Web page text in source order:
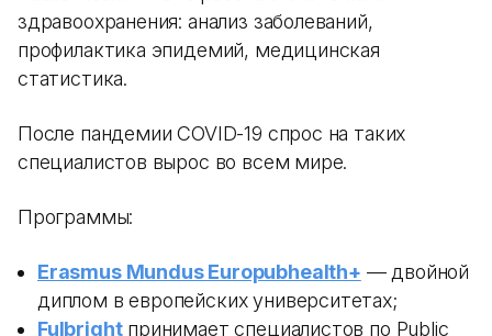
здравоохранения: анализ заболеваний,
профилактика эпидемий, медицинская
статистика.
После пандемии COVID-19 спрос на таких
специалистов вырос во всем мире.
Программы:
Erasmus Mundus Europubhealth+ — двойной
диплом в европейских университетах;
Fulbrightпринимает специалистов по Public